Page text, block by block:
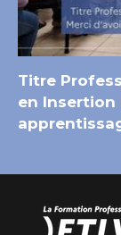
Titre
en Insertion